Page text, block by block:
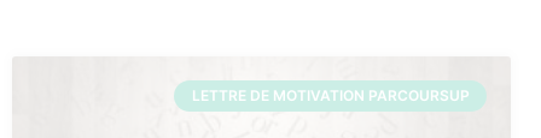
LETTRE DE MOTIVATION PARCOURSUP